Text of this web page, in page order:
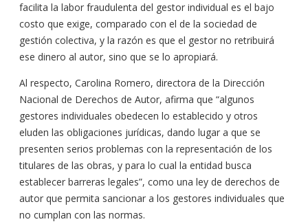
facilita la labor fraudulenta del gestor individual es el bajo
costo que exige, comparado con el de la sociedad de
gestión colectiva, y la razón es que el gestor no retribuirá
ese dinero al autor, sino que se lo apropiará.
Al respecto, Carolina Romero, directora de la Dirección
Nacional de Derechos de Autor, afirma que “algunos
gestores individuales obedecen lo establecido y otros
eluden las obligaciones jurídicas, dando lugar a que se
presenten serios problemas con la representación de los
titulares de las obras, y para lo cual la entidad busca
establecer barreras legales”, como una ley de derechos de
autor que permita sancionar a los gestores individuales que
no cumplan con las normas.